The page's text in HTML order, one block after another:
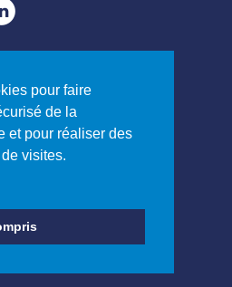
pour faire
de la
et pour réaliser des
visites.
le mieux.
Loi 1901